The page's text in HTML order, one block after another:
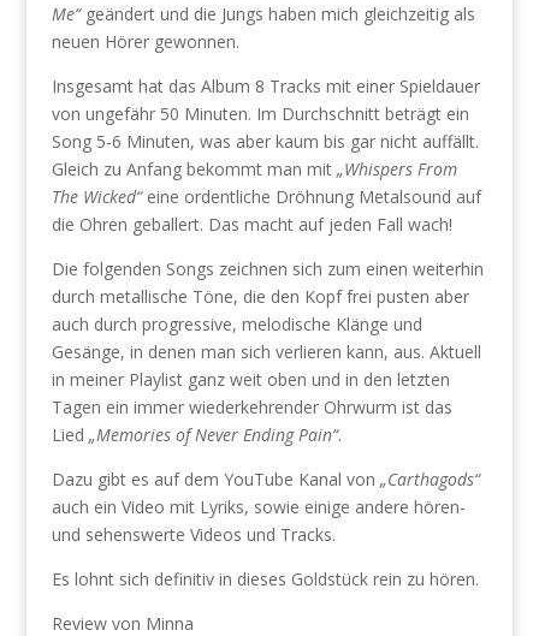
Me“geändert und die Jungs haben mich gleichzeitig als
neuen Hörer gewonnen.
Insgesamt hat das Album 8 Tracks mit einer Spieldauer
von ungefähr 50 Minuten. Im Durchschnitt beträgt ein
Song 5-6 Minuten, was aber kaum bis gar nicht auffällt.
Gleich zu Anfang bekommt man mit „Whispers From
The Wicked“eine ordentliche Dröhnung Metalsound auf
die Ohren geballert. Das macht auf jeden Fall wach!
Die folgenden Songs zeichnen sich zum einen weiterhin
durch metallische Töne, die den Kopf frei pusten aber
auch durch progressive, melodische Klänge und
Gesänge, in denen man sich verlieren kann, aus. Aktuell
in meiner Playlist ganz weit oben und in den letzten
Tagen ein immer wiederkehrender Ohrwurm ist das
Lied „Memories of Never Ending Pain“.
Dazu gibt es auf dem YouTube Kanal von „Carthagods“
auch ein Video mit Lyriks, sowie einige andere hören-
und sehenswerte Videos und Tracks.
Es lohnt sich definitiv in dieses Goldstück rein zu hören.
Review von Minna